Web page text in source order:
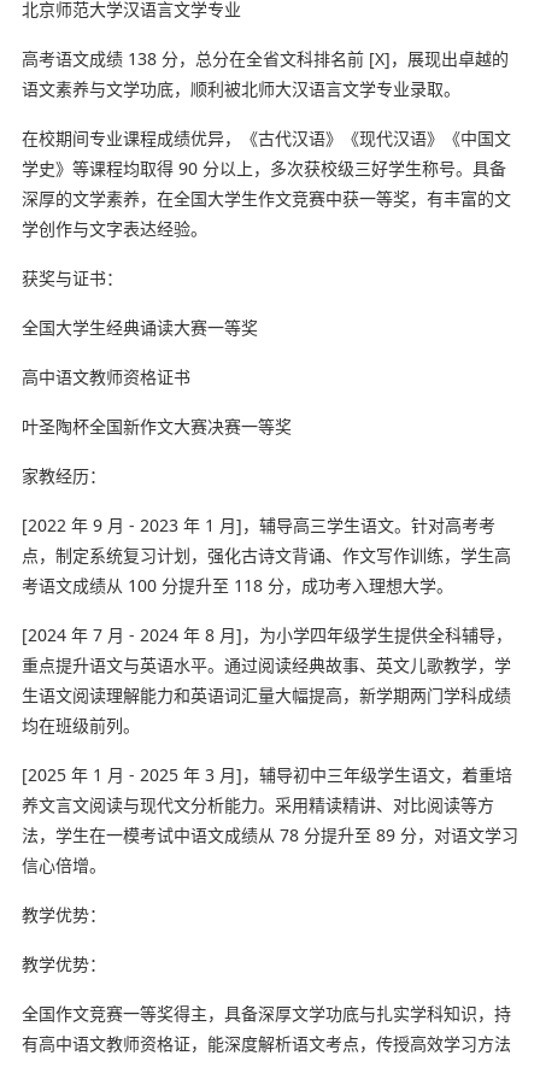
北京师范大学汉语言文学专业
高考语文成绩 138 分，总分在全省文科排名前 [X]，展现出卓越的
语文素养与文学功底，顺利被北师大汉语言文学专业录取。
在校期间专业课程成绩优异，《古代汉语》《现代汉语》《中国文
学史》等课程均取得 90 分以上，多次获校级三好学生称号。具备
深厚的文学素养，在全国大学生作文竞赛中获一等奖，有丰富的文
学创作与文字表达经验。
获奖与证书：
全国大学生经典诵读大赛一等奖
高中语文教师资格证书
叶圣陶杯全国新作文大赛决赛一等奖
家教经历：
[2022 年 9 月 - 2023 年 1 月]，辅导高三学生语文。针对高考考
点，制定系统复习计划，强化古诗文背诵、作文写作训练，学生高
考语文成绩从 100 分提升至 118 分，成功考入理想大学。
[2024 年 7 月 - 2024 年 8 月]，为小学四年级学生提供全科辅导，
重点提升语文与英语水平。通过阅读经典故事、英文儿歌教学，学
生语文阅读理解能力和英语词汇量大幅提高，新学期两门学科成绩
均在班级前列。
[2025 年 1 月 - 2025 年 3 月]，辅导初中三年级学生语文，着重培
养文言文阅读与现代文分析能力。采用精读精讲、对比阅读等方
法，学生在一模考试中语文成绩从 78 分提升至 89 分，对语文学习
信心倍增。
教学优势：
教学优势：
全国作文竞赛一等奖得主，具备深厚文学功底与扎实学科知识，持
有高中语文教师资格证，能深度解析语文考点，传授高效学习方法